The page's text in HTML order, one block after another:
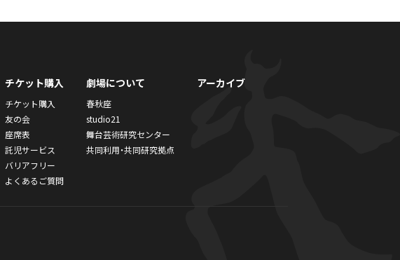
チケット購入
チケット購入
友の会
座席表
託児サービス
バリアフリー
よくあるご質問
劇場について
春秋座
studio21
舞台芸術研究センター
共同利用・共同研究拠点
アーカイブ